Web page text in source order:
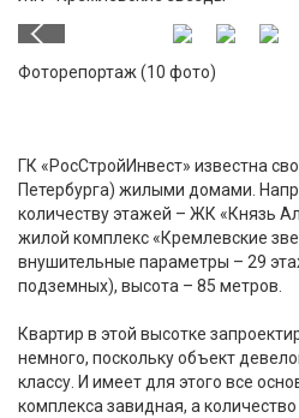
Фоторепортаж (10 фото)
ГК «РосСтройИнвест» известна
Петербурга) жилыми домами.
количеству этажей – ЖК «Князь
жилой комплекс «Кремлевские
внушительные параметры – 29
подземных), высота – 85 метров.
Квартир в этой высотке
немного, поскольку объект
классу. И имеет для этого все
комплекса завидная, а